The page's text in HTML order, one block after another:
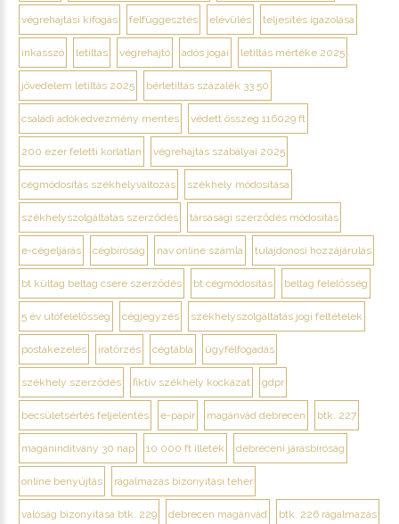
végrehajtási kifogás felfüggesztés elévülés teljesítés igazolása
inkasszó letiltás végrehajtó adós jogai letiltás mértéke 2025
jövedelem letiltás 2025 bérletiltás százalék 33 50
családi adókedvezmény mentes védett összeg 116029 ft
200 ezer feletti korlátlan végrehajtás szabályai 2025
cégmódosítás székhelyváltozás székhely módosítása
székhelyszolgáltatás szerződés társasági szerződés módosítás
e-cégeljárás cégbíróság nav online számla tulajdonosi hozzájárulás
bt kültag beltag csere szerződés bt cégmódosítás beltag felelősség
5 év utófelelősség cégjegyzés székhelyszolgáltatás jogi feltételek
postakezelés iratőrzés cégtábla ügyfélfogadás
székhely szerződés fiktív székhely kockázat gdpr
becsületsértés feljelentés e-papír magánvád debrecen btk. 227
magánindítvány 30 nap 10 000 ft illeték debreceni járásbíróság
online benyújtás rágalmazás bizonyítási teher
valóság bizonyítása btk. 229 debrecen magánvád btk. 226 rágalmazás